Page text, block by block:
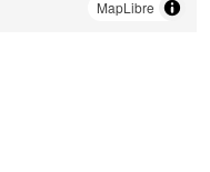
MapLibre